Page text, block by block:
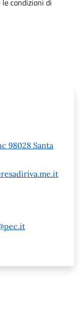
98028 Santa